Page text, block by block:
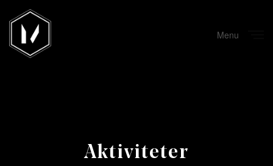
Menu
Aktiviteter